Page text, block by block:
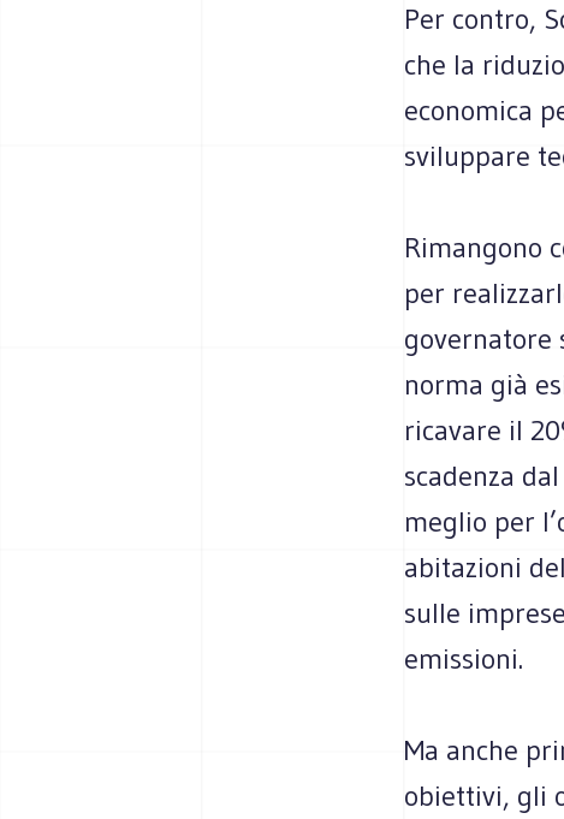
Per contro,
che la
economica
sviluppare
Rimangono
per
governatore
norma già
ricavare il
scadenza
meglio per
abitazioni
sulle
emissioni.
Ma anche
obiettivi, gli